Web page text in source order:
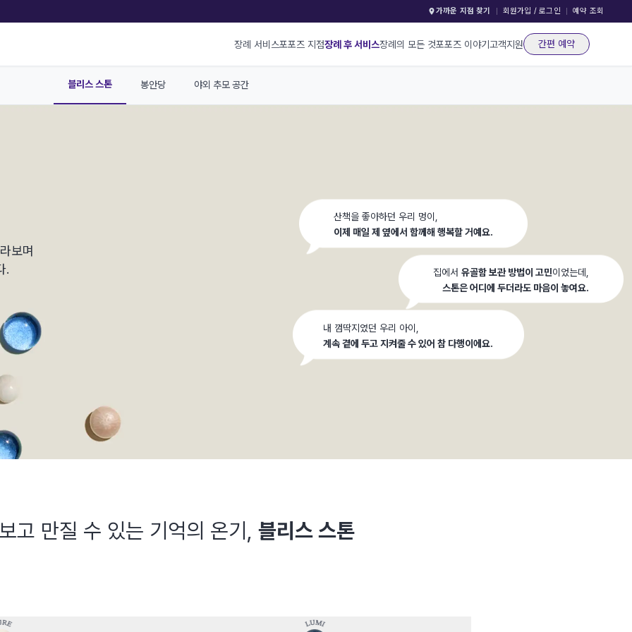
가까운 지점 찾기 회원가입 / 로그인 예약 조회
장례 서비스포포즈 지점장례 후 서비스장례의 모든 것포포즈 이야기고객지원 간편 예약
블리스 스톤 봉안당 야외 추모 공간
보며
.
산책을 좋아하던 우리 멍이,
이제 매일 제 옆에서 함께해 행복할 거예요.
집에서 유골함 보관 방법이 고민이었는데,
스톤은 어디에 두더라도 마음이 놓여요.
내 껌딱지였던 우리 아이,
계속 곁에 두고 지켜줄 수 있어 참 다행이에요.
고 만질 수 있는 기억의 온기, 블리스 스톤